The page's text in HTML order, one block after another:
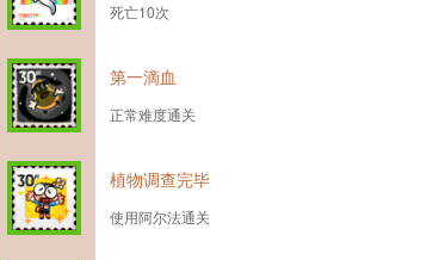
死亡10次
第一滴血
正常难度通关
植物调查完毕
使用阿尔法通关